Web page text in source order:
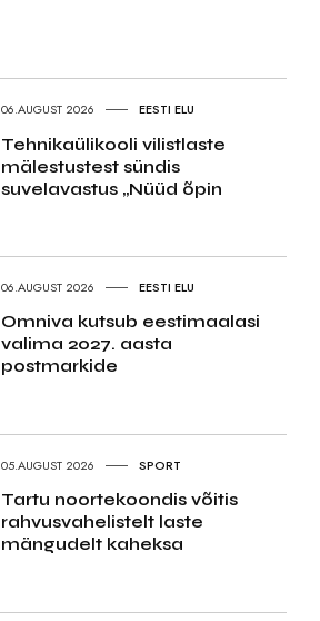
06.AUGUST 2026 EESTI ELU
Tehnikaülikooli vilistlaste
mälestustest sündis
suvelavastus „Nüüd õpin
06.AUGUST 2026 EESTI ELU
Omniva kutsub eestimaalasi
valima 2027. aasta
postmarkide
05.AUGUST 2026 SPORT
Tartu noortekoondis võitis
rahvusvahelistelt laste
mängudelt kaheksa